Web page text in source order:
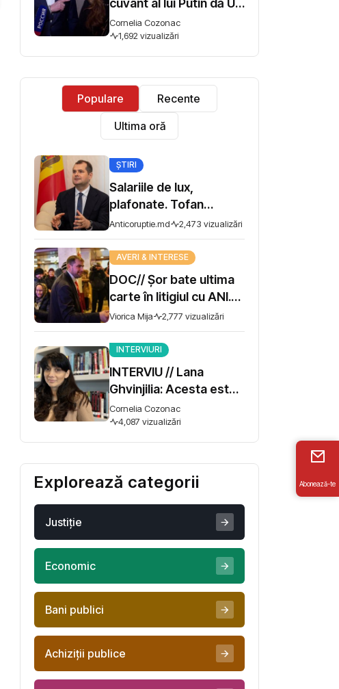
cuvânt al lui Putin dă UE
în judecată. Tatiana
Navka cere scoaterea
de pe lista de sancțiuni
despăgubiri
Cornelia Cozonac
1,692 vizualizări
Populare
Recente
Ultima oră
ȘTIRI
Salariile de lux,
plafonate. Tofan
propune moratoriu
pentru prime și
bonusuri
Anticoruptie.md 2,473 vizualizări
AVERI & INTERESE
DOC// Șor bate ultima
carte în litigiul cu ANI.
Miza - 10 milioane de lei
Viorica Mija 2,777 vizualizări
INTERVIURI
INTERVIU // Lana
Ghvinjilia: Acesta este
și războiul nostru. Fără
victoria Ucrainei,
Georgia nu se poate
Cornelia Cozonac
4,087 vizualizări
Explorează categorii
Justiţie
Economic
Bani publici
Achiziţii publice
Abonează-te